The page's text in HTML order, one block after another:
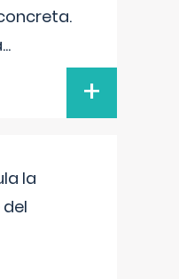
...
+
la